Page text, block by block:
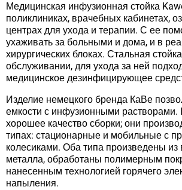
Медицинская инфузионная стойка
поликлиниках, врачебных кабинетах,
центрах для ухода и терапии. С ее
ухаживать за больными и дома, и в
хирургических блоках. Стальная
обслуживании, для ухода за ней
медицинское дезинфицирующее
Изделие немецкого бренда КаВе
емкости с инфузионными
хорошее качество сборки; они
типах: стационарные и мобильные с
колесиками. Оба типа произведены из
металла, обработаны полимерным
нанесенным технологией горячего
напыления.